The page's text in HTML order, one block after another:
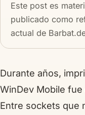
Este post es
publicado como
actual de
Durante años,
WinDev Mobile fue
Entre sockets que